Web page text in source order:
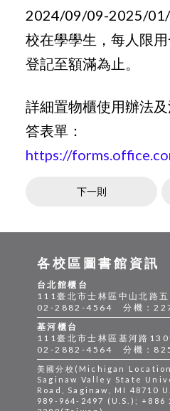
2024/09/09-2025/
校在學學生，每人限
登記至額滿為止。
詳細置物櫃使用辦法
答表單：
https://
下一則
各校區圖書館資訊
台北館櫃台
111臺北市士林區中山北路
02-2882-4564 分機：
基河櫃台
111臺北市士林區基河路
02-2882-4564 分機：
美國分校(Michigan
Saginaw Valley State
Road, Saginaw, MI 48710
989-964-2497 (U.S.); +886